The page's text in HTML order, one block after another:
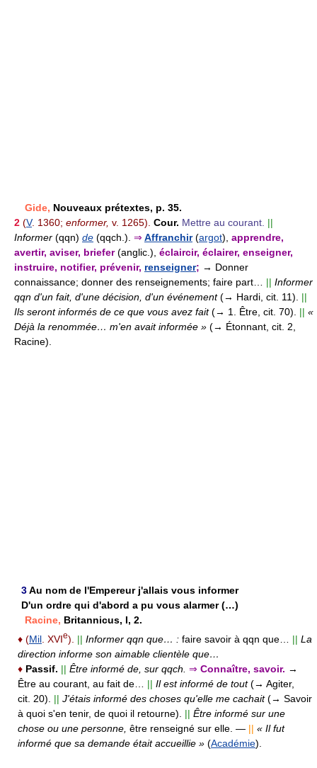
Gide, Nouveaux prétextes, p. 35.
2 (V. 1360; enformer, v. 1265). Cour. Mettre au courant. ||
Informer (qqn) de (qqch.). ⇒ Affranchir (argot), apprendre,
avertir, aviser, briefer(anglic.), éclaircir, éclairer, enseigner,
instruire, notifier, prévenir, renseigner; → Donner
connaissance; donner des renseignements; faire part…
|| Informer
qqn d'un fait, d'une décision, d'un événement(→ Hardi, cit. 11).
||
Ils seront informés de ce que vous avez fait(→ 1. Être, cit. 70). || «
Déjà la renommée… m'en avait informée » (→ Étonnant, cit. 2,
Racine).
3Au nom de l'Empereur j'allais vous informer
D'un ordre qui d'abord a pu vous alarmer (…)
Racine, Britannicus, I, 2.
♦ (Mil . XVIe). || Informer qqn que… : faire savoir à qqn que… || La
direction informe son aimable clientèle que…
♦ Passif. || Être informé de, sur qqch. ⇒ Connaître, savoir. →
Être au courant, au fait de… || Il est informé de tout(→ Agiter,
cit. 20).
|| J'étais informé des choses qu'elle me cachait(→ Savoir
à quoi s'en tenir, de quoi il retourne).
|| Être informé sur une
chose ou une personne, être renseigné sur elle. — || « Il fut
informé que sa demande était accueillie » (Académie).